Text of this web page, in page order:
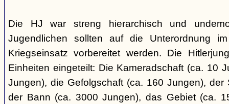
Die HJ war streng hierarchisch und
Jugendlichen sollten auf die Unterordnung
Kriegseinsatz vorbereitet werden. Die
Einheiten eingeteilt: Die Kameradschaft (ca. 10
Jungen), die Gefolgschaft (ca. 160 Jungen), der
der Bann (ca. 3000 Jungen), das Gebiet (ca.